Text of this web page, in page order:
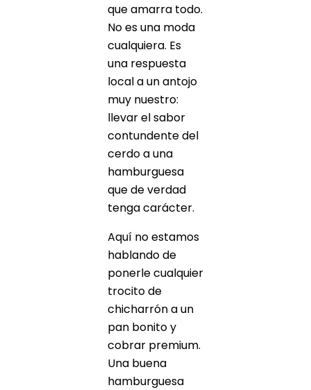
que amarra todo.
No es una moda
cualquiera. Es
una respuesta
local a un antojo
muy nuestro:
llevar el sabor
contundente del
cerdo a una
hamburguesa
que de verdad
tenga carácter.
Aquí no estamos
hablando de
ponerle cualquier
trocito de
chicharrón a un
pan bonito y
cobrar premium.
Una buena
hamburguesa